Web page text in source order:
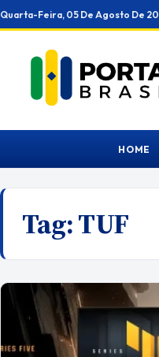
Ir
para
conteúdo
Quarta-Feira, 05 De Agosto De
HOME
Tag:TUF